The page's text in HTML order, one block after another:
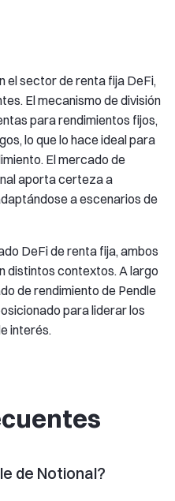
el sector de renta fija DeFi,
El mecanismo de división
para rendimientos fijos,
lo que lo hace ideal para
El mercado de
aporta certeza a
a escenarios de
DeFi de renta fija, ambos
distintos contextos. A largo
de rendimiento de Pendle
para liderar los
interés.
de Notional?